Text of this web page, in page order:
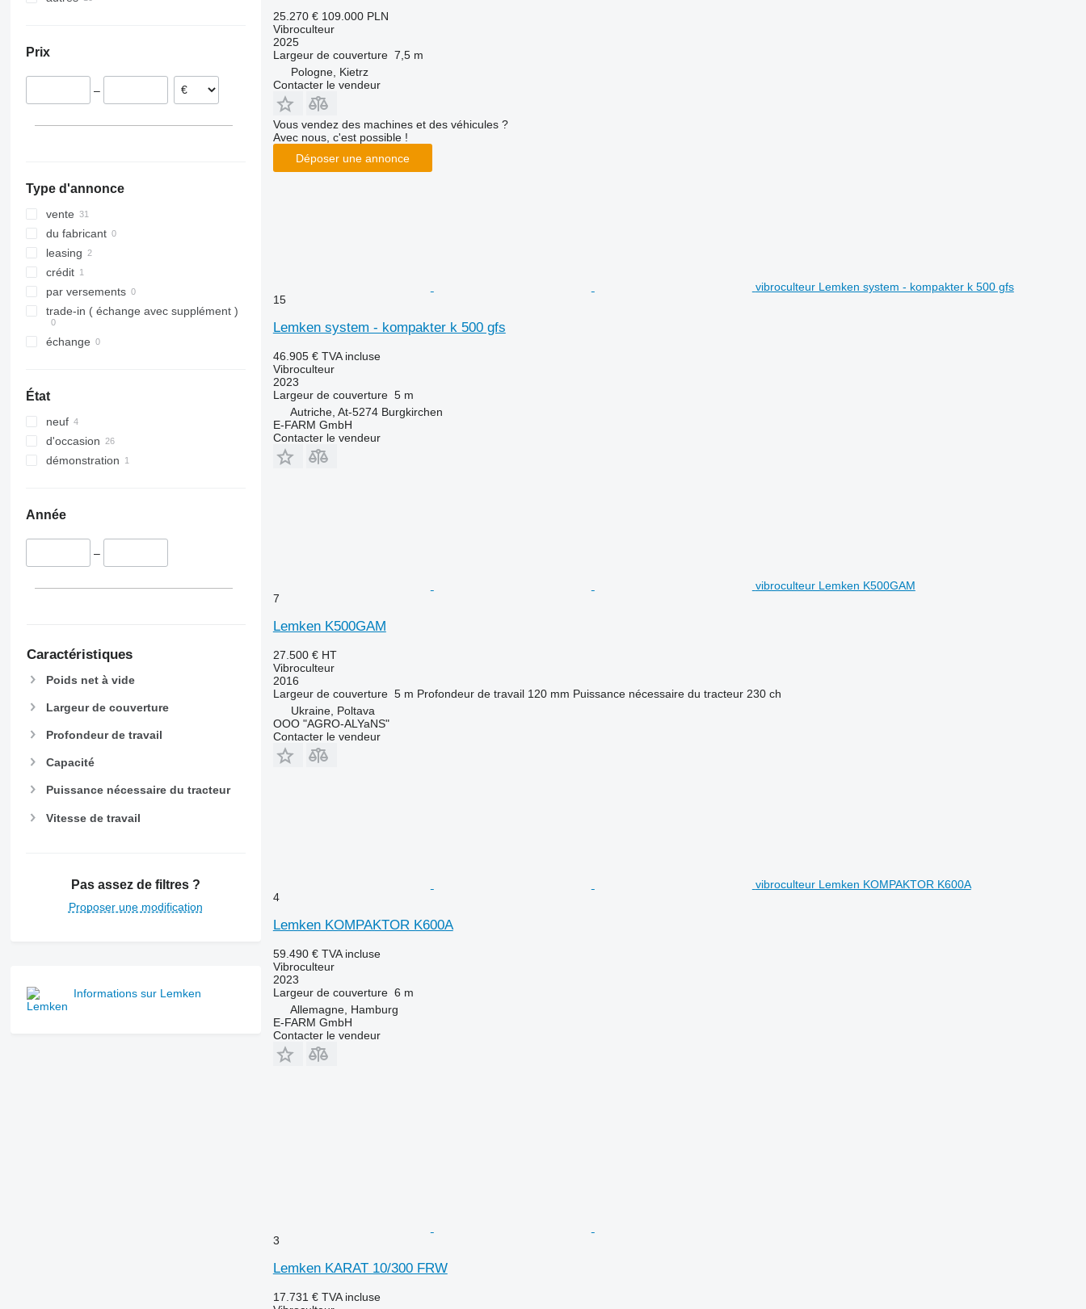
Autriche
Prix
–
Type d'annonce
vente
du fabricant
leasing
crédit
par versements
trade-in ( échange avec supplément )
échange
État
neuf
d'occasion
démonstration
Année
–
Caractéristiques
Poids net à vide
Largeur de couverture
Profondeur de travail
Capacité
Puissance nécessaire du tracteur
Vitesse de travail
Pas assez de filtres ?
Proposer une modification
Informations sur Lemken
25.270 € 109.000 PLN
Vibroculteur
2025
Largeur de couverture 7,5 m
Pologne, Kietrz
Contacter le vendeur
Vous vendez des machines et des véhicules ?
Avec nous, c'est possible !
Déposer une annonce
vibroculteur Lemken system - kompakter k 500 gfs
15
Lemken system - kompakter k 500 gfs
46.905 € TVA incluse
Vibroculteur
2023
Largeur de couverture 5 m
Autriche, At-5274 Burgkirchen
E-FARM GmbH
Contacter le vendeur
vibroculteur Lemken K500GAM
7
Lemken K500GAM
27.500 € HT
Vibroculteur
2016
Largeur de couverture 5 m Profondeur de travail 120 mm Puissance nécessaire du tracteur 230 ch
Ukraine, Poltava
OOO "AGRO-ALYaNS"
Contacter le vendeur
vibroculteur Lemken KOMPAKTOR K600A
4
Lemken KOMPAKTOR K600A
59.490 € TVA incluse
Vibroculteur
2023
Largeur de couverture 6 m
Allemagne, Hamburg
E-FARM GmbH
Contacter le vendeur
3
Lemken KARAT 10/300 FRW
17.731 € TVA incluse